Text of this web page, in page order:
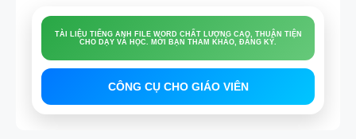
FILE WORD: ĐỀ THI, ĐỀ CƯƠNG, BÀI KIỂM TRA, BÀI TẬP LÀM THÊM,
LUYỆN NGHE, ÔN VÀO 10, TỐT NGHIỆP THPT
CÔNG CỤ CHO GIÁO VIÊN